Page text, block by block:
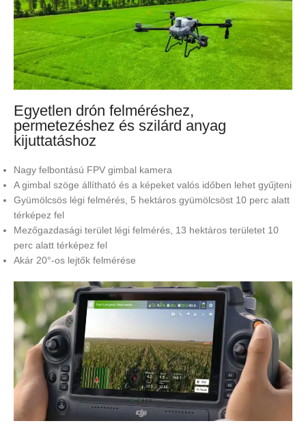
Egyetlen drón felméréshez,
permetezéshez és szilárd anyag
kijuttatáshoz
Nagy felbontású FPV gimbal kamera
A gimbal szöge állítható és a képeket valós időben lehet gyűjteni
Gyümölcsös légi felmérés, 5 hektáros gyümölcsöst 10 perc alatt
térképez fel
Mezőgazdasági terület légi felmérés, 13 hektáros területet 10
perc alatt térképez fel
Akár 20°-os lejtők felmérése